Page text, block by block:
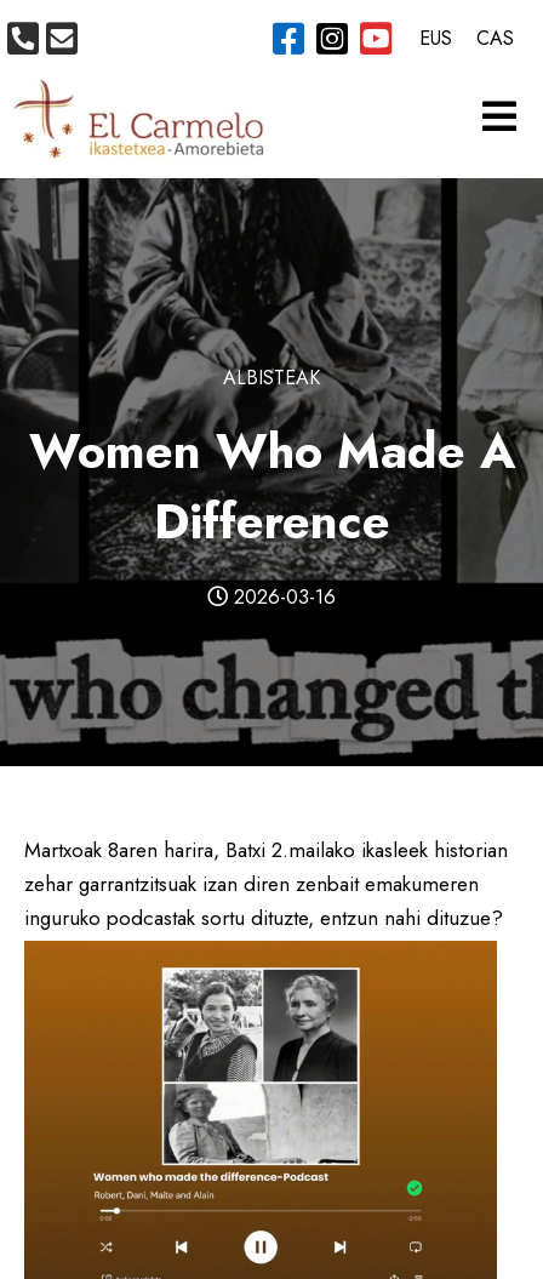
ALBISTEAK
Women Who Made A
Difference
2026-03-16
Martxoak 8aren harira, Batxi 2.mailako ikasleek historian
zehar garrantzitsuak izan diren zenbait emakumeren
inguruko podcastak sortu dituzte, entzun nahi dituzue?
EUS CAS